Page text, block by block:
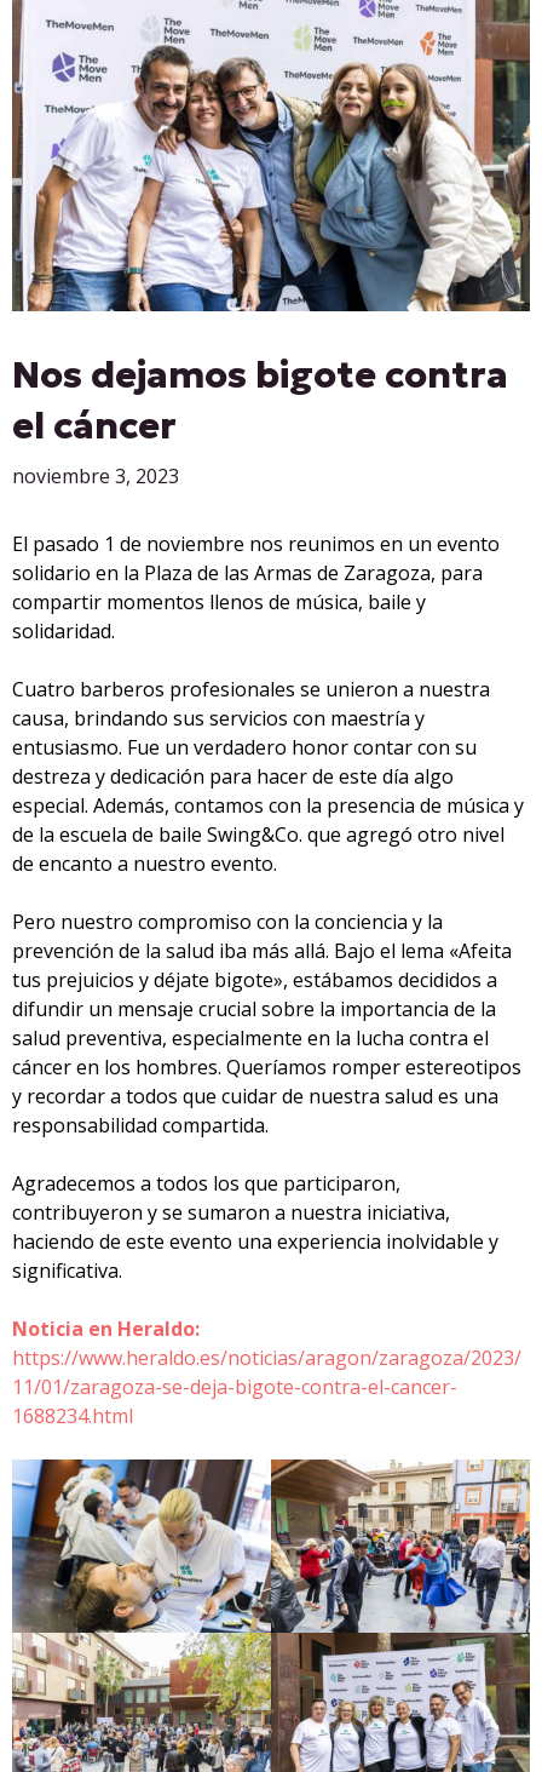
Nos dejamos bigote contra
el cáncer
noviembre 3, 2023
El pasado 1 de noviembre nos reunimos en un evento
solidario en la Plaza de las Armas de Zaragoza, para
compartir momentos llenos de música, baile y
solidaridad.
Cuatro barberos profesionales se unieron a nuestra
causa, brindando sus servicios con maestría y
entusiasmo. Fue un verdadero honor contar con su
destreza y dedicación para hacer de este día algo
especial. Además, contamos con la presencia de música y
de la escuela de baile Swing&Co. que agregó otro nivel
de encanto a nuestro evento.
Pero nuestro compromiso con la conciencia y la
prevención de la salud iba más allá. Bajo el lema «Afeita
tus prejuicios y déjate bigote», estábamos decididos a
difundir un mensaje crucial sobre la importancia de la
salud preventiva, especialmente en la lucha contra el
cáncer en los hombres. Queríamos romper estereotipos
y recordar a todos que cuidar de nuestra salud es una
responsabilidad compartida.
Agradecemos a todos los que participaron,
contribuyeron y se sumaron a nuestra iniciativa,
haciendo de este evento una experiencia inolvidable y
significativa.
Noticia en Heraldo:
https://www.heraldo.es/noticias/aragon/zaragoza/2023/
11/01/zaragoza-se-deja-bigote-contra-el-cancer-
1688234.html